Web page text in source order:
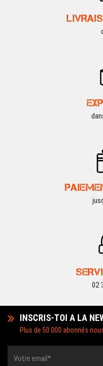
02
INSCRIS-TOI A LA
Plus de 50 000 abonnés